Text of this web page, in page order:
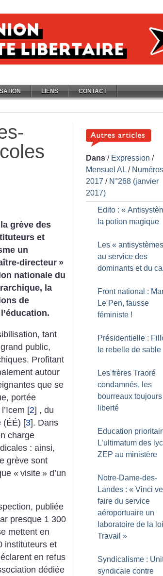
LIENS CONTACT
grève des
et
un
directeur »
nationale du
la
de
tant
public,
Profitant
autour
que se
portée
[2] , du
(ÉÉ) [3]. Dans
charge
: ainsi,
grève sont
« visite » d’un
publiée
presque 1 300
mettent en
instituteurs et
en refus
dédiée
Dans / Expression /
Mensuel AL /
2017 / N°268 (janvier
2017)
Edito : «
la potion magique
Les « antisystèmes
au service des
dominants et du
Front national :
Le Pen, fausse
féministe !
Présidentielle :
le rebelle de sable
Les frères Traoré
condamnés, les
bourreaux
liberté
Education
L’ultimatum des
ZEP au ministère
Notre-Dame-des-
Landes : « Vinci
faire du service
aéroportuaire un
laboratoire de la loi
Travail »
Syndicalisme :
syndicale contre